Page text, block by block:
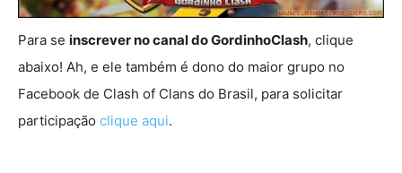
Para se inscrever no canal do GordinhoClash, clique
abaixo! Ah, e ele também é dono do maior grupo no
Facebook de Clash of Clans do Brasil, para solicitar
participação clique aqui.